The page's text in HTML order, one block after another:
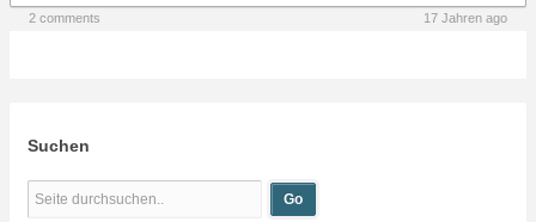
2 comments 17 Jahren ago
Suchen